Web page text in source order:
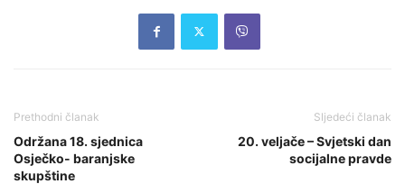
Prethodni članak
Održana 18. sjednica
Osječko- baranjske
skupštine
Sljedeći članak
20. veljače – Svjetski dan
socijalne pravde